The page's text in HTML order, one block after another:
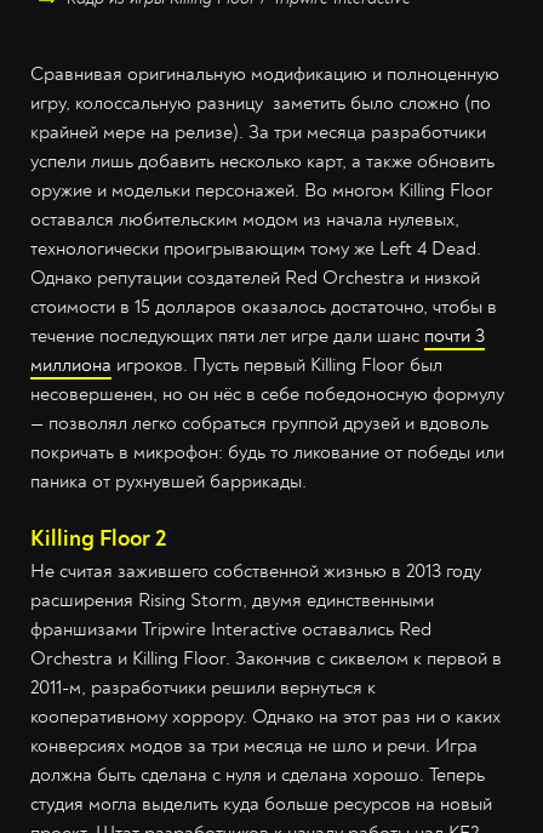
Сравнивая оригинальную модификацию и полноценную
игру, колоссальную разницу заметить было сложно (по
крайней мере на релизе). За три месяца разработчики
успели лишь добавить несколько карт, а также обновить
оружие и модельки персонажей. Во многом Killing Floor
оставался любительским модом из начала нулевых,
технологически проигрывающим тому же Left 4 Dead.
Однако репутации создателей Red Orchestra и низкой
стоимости в 15 долларов оказалось достаточно, чтобы в
течение последующих пяти лет игре дали шанс почти 3
миллиона игроков. Пусть первый Killing Floor был
несовершенен, но он нёс в себе победоносную формулу
— позволял легко собраться группой друзей и вдоволь
покричать в микрофон: будь то ликование от победы или
паника от рухнувшей баррикады.
Killing Floor 2
Не считая зажившего собственной жизнью в 2013 году
расширения Rising Storm, двумя единственными
франшизами Tripwire Interactive оставались Red
Orchestra и Killing Floor. Закончив с сиквелом к первой в
2011-м, разработчики решили вернуться к
кооперативному хоррору. Однако на этот раз ни о каких
конверсиях модов за три месяца не шло и речи. Игра
должна быть сделана с нуля и сделана хорошо. Теперь
студия могла выделить куда больше ресурсов на новый